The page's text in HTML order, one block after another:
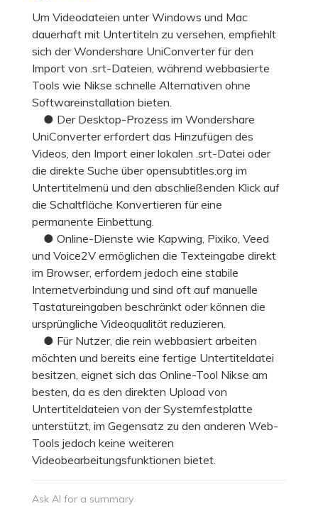
Um Videodateien unter Windows und Mac
dauerhaft mit Untertiteln zu versehen, empfiehlt
sich der Wondershare UniConverter für den
Import von .srt-Dateien, während webbasierte
Tools wie Nikse schnelle Alternativen ohne
Softwareinstallation bieten.
● Der Desktop-Prozess im Wondershare
UniConverter erfordert das Hinzufügen des
Videos, den Import einer lokalen .srt-Datei oder
die direkte Suche über opensubtitles.org im
Untertitelmenü und den abschließenden Klick auf
die Schaltfläche Konvertieren für eine
permanente Einbettung.
● Online-Dienste wie Kapwing, Pixiko, Veed
und Voice2V ermöglichen die Texteingabe direkt
im Browser, erfordern jedoch eine stabile
Internetverbindung und sind oft auf manuelle
Tastatureingaben beschränkt oder können die
ursprüngliche Videoqualität reduzieren.
● Für Nutzer, die rein webbasiert arbeiten
möchten und bereits eine fertige Untertiteldatei
besitzen, eignet sich das Online-Tool Nikse am
besten, da es den direkten Upload von
Untertiteldateien von der Systemfestplatte
unterstützt, im Gegensatz zu den anderen Web-
Tools jedoch keine weiteren
Videobearbeitungsfunktionen bietet.
Ask AI for a summary